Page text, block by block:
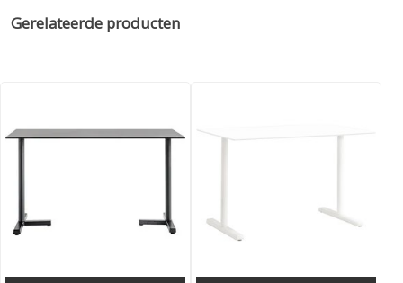
Gewicht
21 kg
Gerelateerde producten